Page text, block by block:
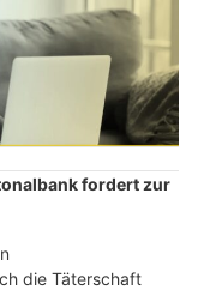
fordert zur
die Täterschaft